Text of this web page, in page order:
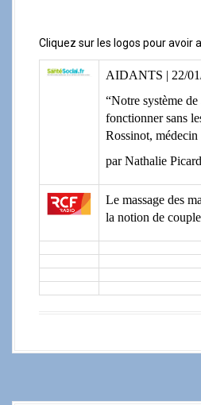
Cliquez sur les logos pour avoir
AIDANTS | 22/
“Notre système
fonctionner sans
Rossinot,
par Nathalie Picard
Le massage des
la notion de